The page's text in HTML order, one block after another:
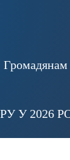
Громадянам
У 2026